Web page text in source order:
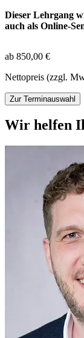
Dieser Lehrgang
auch als Online-
ab 850,00 €
Nettopreis (zzgl.
Zur Terminauswahl
Wir helfen